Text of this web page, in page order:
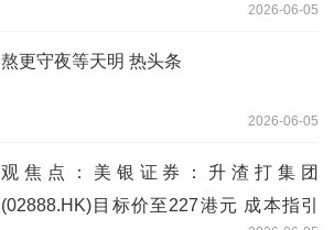
2026-06-05
熬更守夜等天明 热头条
2026-06-05
观焦点：美银证券：升渣打集团
(02888.HK)目标价至227港元 成本指引